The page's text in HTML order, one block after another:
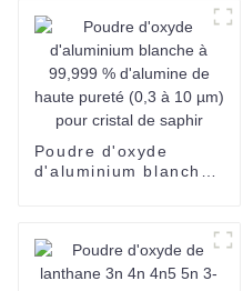
Poudre d'oxyde
d'aluminium blanche
à 10 µm) pour cristal
de saphir